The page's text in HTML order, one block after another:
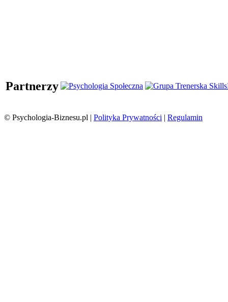
Partnerzy
© Psychologia-Biznesu.pl | Polityka Prywatności | Regulamin